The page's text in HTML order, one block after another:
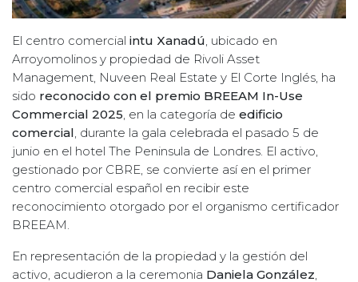
El centro comercial intu Xanadú, ubicado en
Arroyomolinos y propiedad de Rivoli Asset
Management, Nuveen Real Estate y El Corte Inglés, ha
sido reconocido con el premio BREEAM In-Use
Commercial 2025, en la categoría de edificio
comercial, durante la gala celebrada el pasado 5 de
junio en el hotel The Peninsula de Londres. El activo,
gestionado por CBRE, se convierte así en el primer
centro comercial español en recibir este
reconocimiento otorgado por el organismo certificador
BREEAM.
En representación de la propiedad y la gestión del
activo, acudieron a la ceremonia Daniela González,